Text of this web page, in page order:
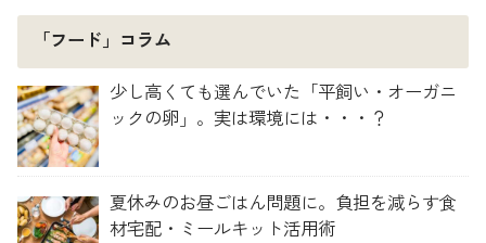
「フード」コラム
少し高くても選んでいた「平飼い・オーガニ
ックの卵」。実は環境には・・・？
夏休みのお昼ごはん問題に。負担を減らす食
材宅配・ミールキット活用術